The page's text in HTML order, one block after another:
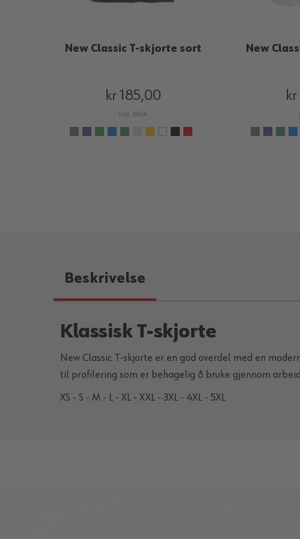
New Classic T-skjorte sort
kr 185,00
inkl. MVA
New
Beskrivelse
Klassisk T-skjorte
New Classic T-skjorte er en god overdel med en
til profilering som er behagelig å bruke gjennom
XS - S - M - L - XL - XXL - 3XL - 4XL - 5XL